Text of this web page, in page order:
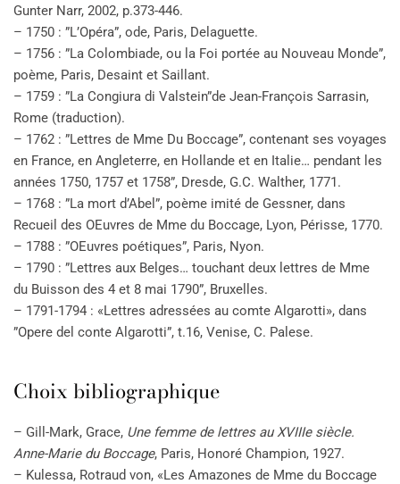
Gunter Narr, 2002, p.373-446.
– 1750 : ”L’Opéra”, ode, Paris, Delaguette.
– 1756 : ”La Colombiade, ou la Foi portée au Nouveau Monde”,
poème, Paris, Desaint et Saillant.
– 1759 : ”La Congiura di Valstein”de Jean-François Sarrasin,
Rome (traduction).
– 1762 : ”Lettres de Mme Du Boccage”, contenant ses voyages
en France, en Angleterre, en Hollande et en Italie… pendant les
années 1750, 1757 et 1758”, Dresde, G.C. Walther, 1771.
– 1768 : ”La mort d’Abel”, poème imité de Gessner, dans
Recueil des OEuvres de Mme du Boccage, Lyon, Périsse, 1770.
– 1788 : ”OEuvres poétiques”, Paris, Nyon.
– 1790 : ”Lettres aux Belges… touchant deux lettres de Mme
du Buisson des 4 et 8 mai 1790”, Bruxelles.
– 1791-1794 : «Lettres adressées au comte Algarotti», dans
”Opere del conte Algarotti”, t.16, Venise, C. Palese.
Choix bibliographique
– Gill-Mark, Grace, Une femme de lettres au XVIIIe siècle.
Anne-Marie du Boccage, Paris, Honoré Champion, 1927.
– Kulessa, Rotraud von, «Les Amazones de Mme du Boccage